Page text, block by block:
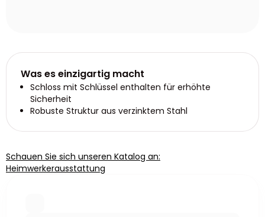
Was es einzigartig macht
Schloss mit Schlüssel enthalten für erhöhte
Sicherheit
Robuste Struktur aus verzinktem Stahl
Schauen Sie sich unseren Katalog an:
Heimwerkerausstattung